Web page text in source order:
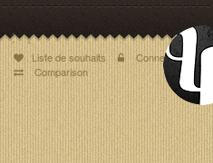
Top des liens
Liste de souhaits
Connexion
Comparison